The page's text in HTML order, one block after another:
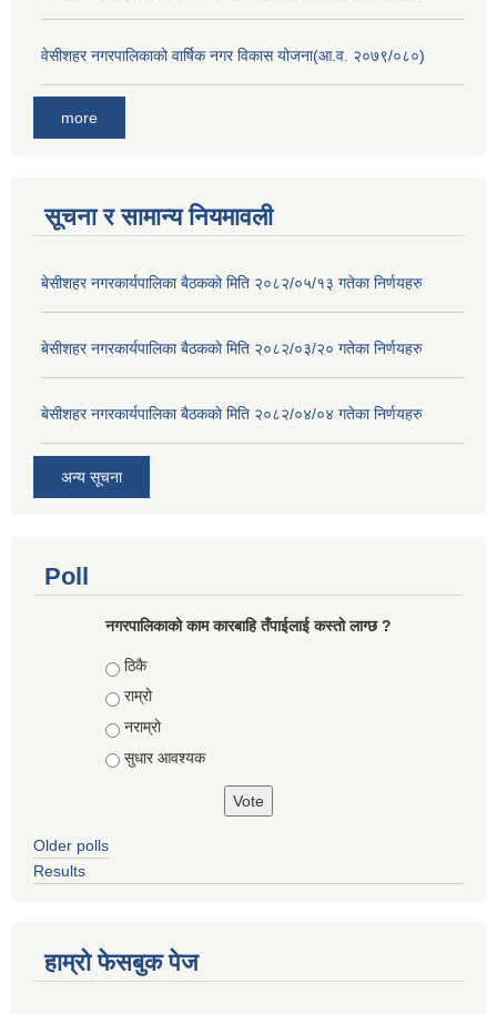
वेसीशहर नगरपालिकाको वार्षिक नगर विकास योजना(आ.व. २०७९/०८०)
more
सूचना र सामान्य नियमावली
बे‍‍सीशहर नगरकार्यपालिका बैठककाे मिति २०८२/०५/१३ गतेका निर्णयहरु
बे‍‍सीशहर नगरकार्यपालिका बैठककाे मिति २०८२/०३/२० गतेका निर्णयहरु
बे‍‍सीशहर नगरकार्यपालिका बैठककाे मिति २०८२/०४/०४ गतेका निर्णयहरु
अन्य सूचना
Poll
नगरपालिकाको काम कारबाहि तँपाईलाई कस्तो लाग्छ ?
Choices
ठिकै
राम्रो
नराम्रो
सुधार आवश्यक
Older polls
Results
हाम्रो फेसबुक पेज